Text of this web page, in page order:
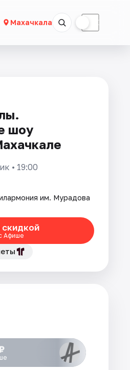
Махачкала ☾
шоу
• 19:00
им. Мурадова
Афише